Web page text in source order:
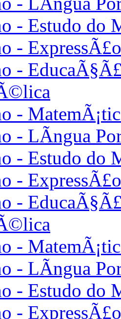
- Estudo do
-
-
-
- LÃ­ngua
- Estudo do
-
-
-
- LÃ­ngua
- Estudo do
-